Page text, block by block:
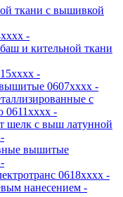
ткани с вышивкой
-
и кительной ткани
-
0607хххх -
с
0611хххх -
шелк с выш латунной
вышитые
0618хххх -
нанесением -